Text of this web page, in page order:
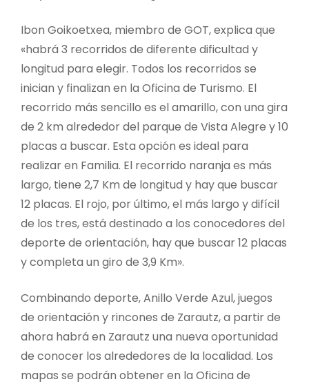
Ibon Goikoetxea, miembro de GOT, explica que
«habrá 3 recorridos de diferente dificultad y
longitud para elegir. Todos los recorridos se
inician y finalizan en la Oficina de Turismo. El
recorrido más sencillo es el amarillo, con una gira
de 2 km alrededor del parque de Vista Alegre y 10
placas a buscar. Esta opción es ideal para
realizar en Familia. El recorrido naranja es más
largo, tiene 2,7 Km de longitud y hay que buscar
12 placas. El rojo, por último, el más largo y difícil
de los tres, está destinado a los conocedores del
deporte de orientación, hay que buscar 12 placas
y completa un giro de 3,9 Km».
Combinando deporte, Anillo Verde Azul, juegos
de orientación y rincones de Zarautz, a partir de
ahora habrá en Zarautz una nueva oportunidad
de conocer los alrededores de la localidad. Los
mapas se podrán obtener en la Oficina de